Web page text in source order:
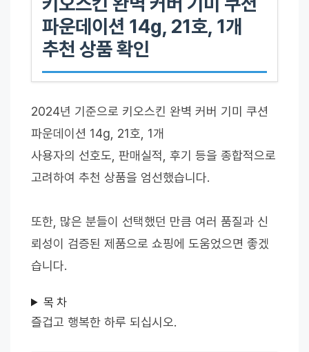
파운데이션 14g, 21호, 1개
추천 상품 확인
2024년 기준으로 키오스킨 완벽 커버 기미 쿠션
파운데이션 14g, 21호, 1개
사용자의 선호도, 판매실적, 후기 등을 종합적으로
고려하여 추천 상품을 엄선했습니다.
또한, 많은 분들이 선택했던 만큼 여러 품질과 신
뢰성이 검증된 제품으로 쇼핑에 도움었으면 좋겠
습니다.
목 차
즐겁고 행복한 하루 되십시오.